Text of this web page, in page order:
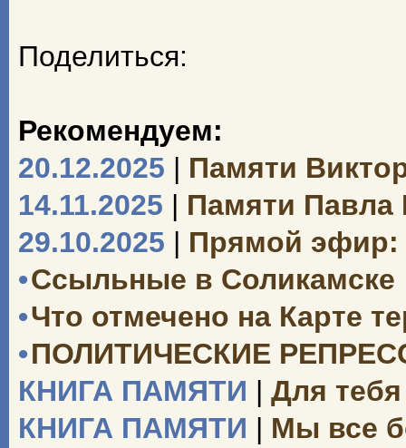
Поделиться:
Рекомендуем:
20.12.2025 | Памяти
14.11.2025 | Памяти Павла
29.10.2025 | Прямой эфир:
•Ссыльные в Соликамске
•Что отмечено на Карте
•ПОЛИТИЧЕСКИЕ
КНИГА ПАМЯТИ | Для
КНИГА ПАМЯТИ | Мы все